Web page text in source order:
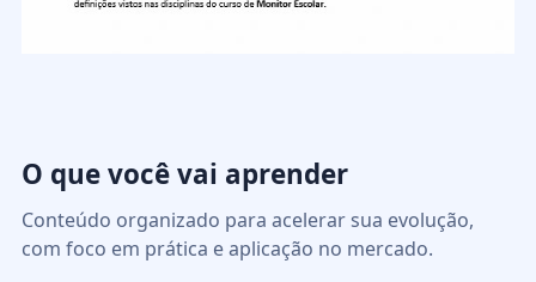
O que você vai aprender
Conteúdo organizado para acelerar sua evolução,
com foco em prática e aplicação no mercado.